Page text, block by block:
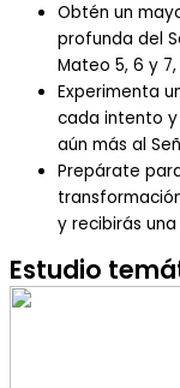
Obtén un
profunda del
Mateo 5, 6 y
Experimenta
cada intento
aún más al
Prepárate
y recibirás
Estudio